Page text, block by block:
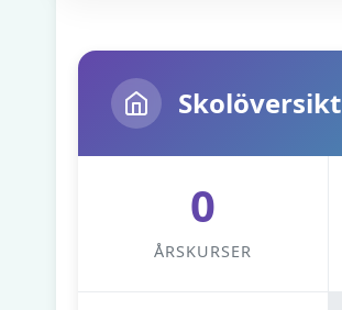
Skolöversikt
0
ÅRSKURSER